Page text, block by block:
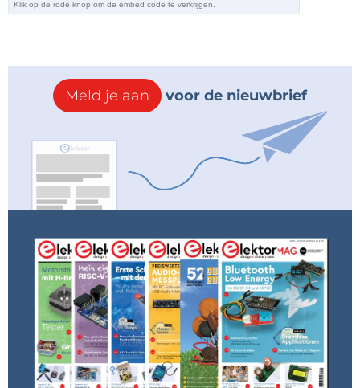
Meld je aan voor de nieuwbrief